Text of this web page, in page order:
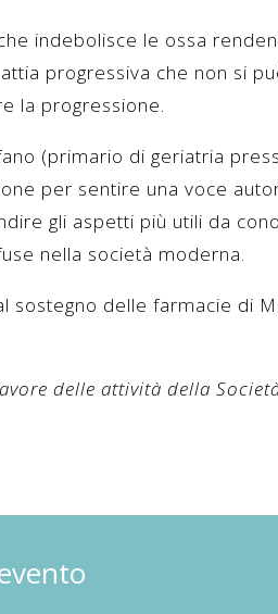
indebolisce le ossa
progressiva che non si
la progressione.
(primario di geriatria
per sentire una voce
gli aspetti più utili da
nella società moderna.
sostegno delle farmacie di
delle attività della